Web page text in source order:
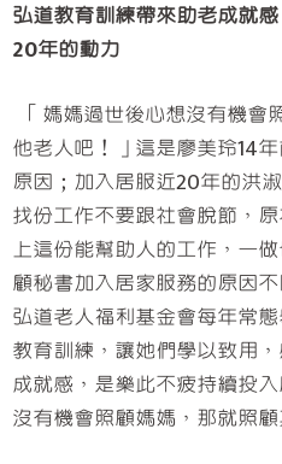
弘道教育訓練帶來助老成就
20年的動力
「媽媽過世後心想沒有機會
他老人吧！」這是廖美玲14
原因；加入居服近20年的洪
找份工作不要跟社會脫節，
上這份能幫助人的工作，一
顧秘書加入居家服務的原因
弘道老人福利基金會每年常
教育訓練，讓她們學以致用
成就感，是樂此不疲持續投入
沒有機會照顧媽媽，那就照顧